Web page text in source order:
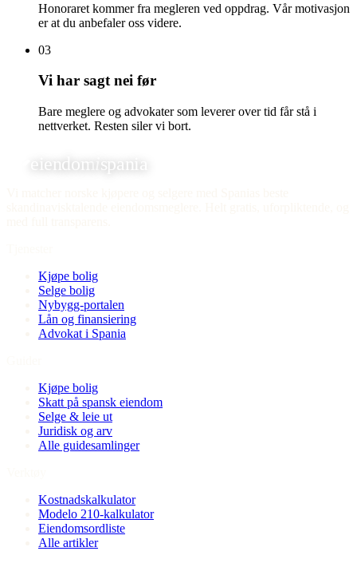
Honoraret kommer fra megleren ved oppdrag. Vår motivasjon
er at du anbefaler oss videre.
03
Vi har sagt nei før
Bare meglere og advokater som leverer over tid får stå i
nettverket. Resten siler vi bort.
eiendom spania
Kjøpe bolig
Selge bolig
Nybygg-portalen
Lån og finansiering
Advokat i Spania
Kjøpe bolig
Skatt på spansk eiendom
Selge & leie ut
Juridisk og arv
Alle guidesamlinger
Kostnadskalkulator
Modelo 210-kalkulator
Eiendomsordliste
Alle artikler